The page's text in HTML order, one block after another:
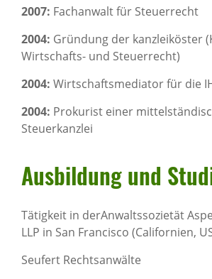
2007: Fachanwalt für Steuerrecht
2004: Gründung der kanzleiköster
Wirtschafts- und Steuerrecht)
2004: Wirtschaftsmediator für die
2004: Prokurist einer
Steuerkanzlei
Ausbil­dung und
Tätigkeit in derAnwaltssozietät
LLP in San Francisco (Californien,
Seufert Rechtsanwälte